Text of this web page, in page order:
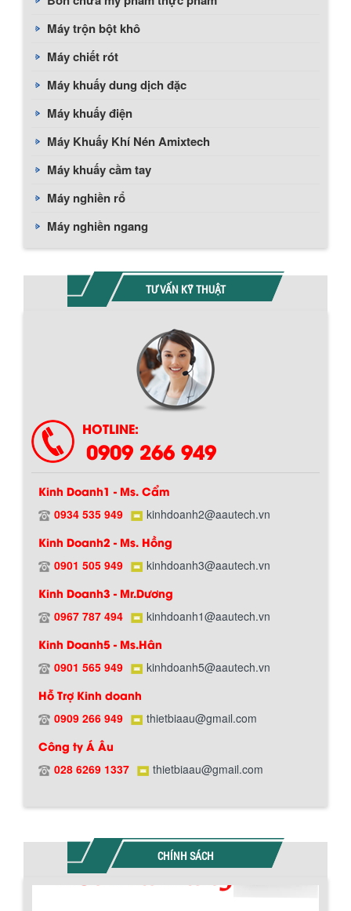
Máy trộn bột khô
Máy chiết rót
Máy khuấy dung dịch đặc
Máy khuấy điện
Máy Khuấy Khí Nén Amixtech
Máy khuấy cầm tay
Máy nghiền rổ
Máy nghiền ngang
TƯ VẤN KỸ THUẬT
HOTLINE:
0909 266 949
Kinh Doanh1 - Ms. Cẩm
0934 535 949 kinhdoanh2@aautech.vn
Kinh Doanh2 - Ms. Hồng
0901 505 949 kinhdoanh3@aautech.vn
Kinh Doanh3 - Mr.Dương
0967 787 494 kinhdoanh1@aautech.vn
Kinh Doanh5 - Ms.Hân
0901 565 949 kinhdoanh5@aautech.vn
Hỗ Trợ Kinh doanh
0909 266 949 thietbiaau@gmail.com
Công ty Á Âu
028 6269 1337 thietbiaau@gmail.com
CHÍNH SÁCH
Chính sách giao hàng